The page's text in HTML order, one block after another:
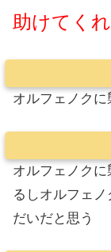
助けてく
オルフェノク
オルフェノク
るしオルフェ
だいだと思う